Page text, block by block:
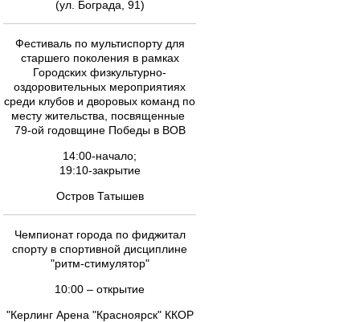
(ул. Бограда, 91)
Фестиваль по мультиспорту для
старшего поколения в рамках
Городских физкультурно-
оздоровительных мероприятиях
среди клубов и дворовых команд по
месту жительства, посвященные
79-ой годовщине Победы в ВОВ
14:00-начало;
19:10-закрытие
Остров Татышев
Чемпионат города по фиджитал
спорту в спортивной дисциплине
"ритм-стимулятор"
10:00 – открытие
"Керлинг Арена "Красноярск" ККОР